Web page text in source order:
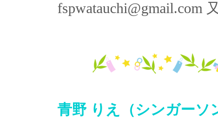
fspwatauchi@gmail.com
青野 りえ（シンガーソ